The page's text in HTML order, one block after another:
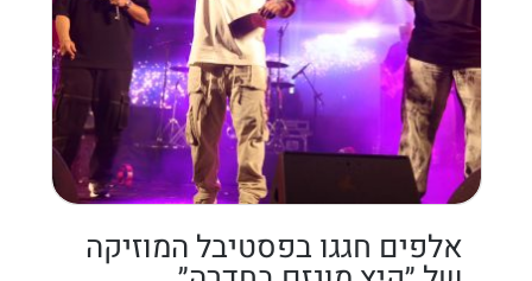
אלפים חגגו בפסטיבל המוזיקה